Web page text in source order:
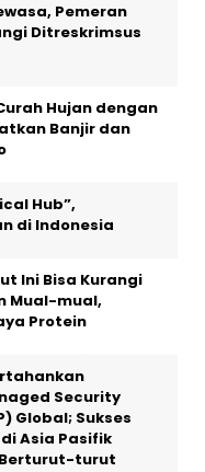
Pemeran
Ditreskrimsus
Hujan dengan
Banjir dan
Hub”,
di Indonesia
Ini Bisa Kurangi
Mual-mual,
Protein
Security
Global; Sukses
Asia Pasifik
Berturut-turut